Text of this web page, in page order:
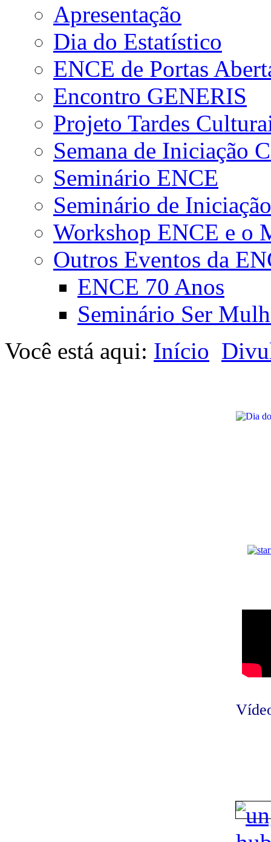
Apresentação
Dia do Estatístico
ENCE de Portas
Encontro GENERIS
Projeto Tardes
Semana de Iniciação
Seminário ENCE
Seminário de
Workshop ENCE e o
Outros Eventos da
ENCE 70 Anos
Seminário Ser
Você está aqui: Início